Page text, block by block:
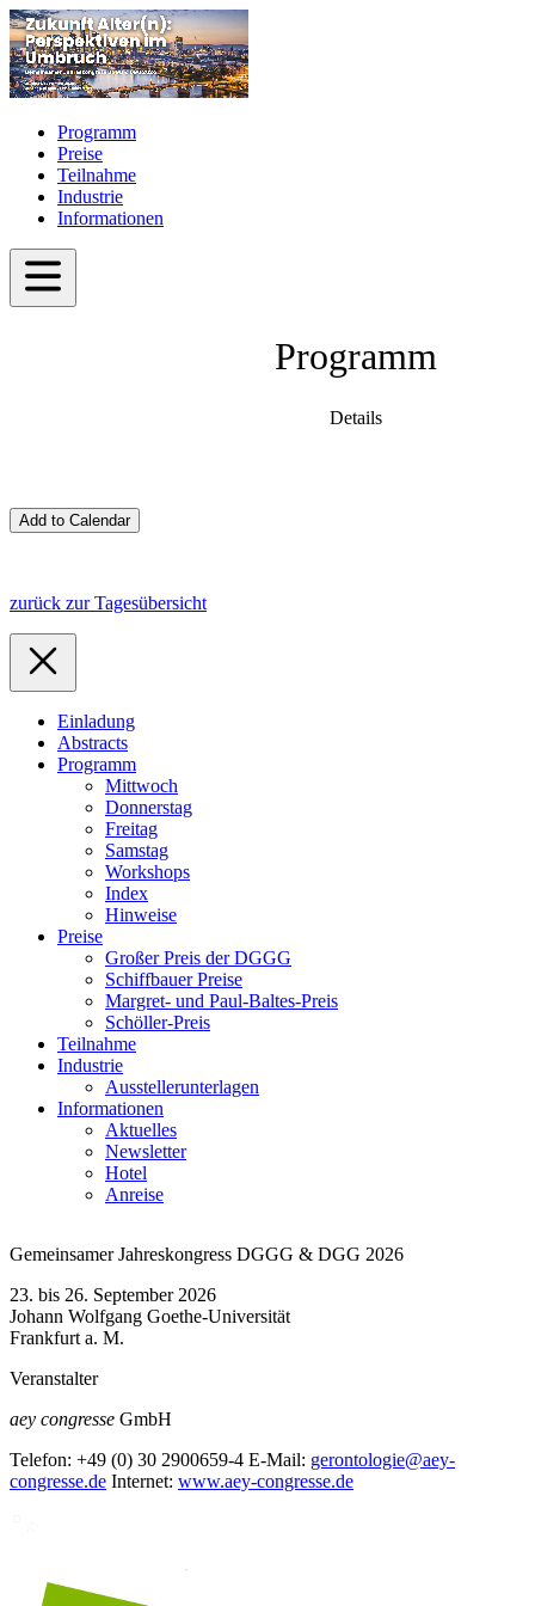
Programm
Preise
Teilnahme
Industrie
Informationen
Programm
Details
zurück zur Tagesübersicht
Einladung
Abstracts
Programm
Mittwoch
Donnerstag
Freitag
Samstag
Workshops
Index
Hinweise
Preise
Großer Preis der DGGG
Schiffbauer Preise
Margret- und Paul-Baltes-Preis
Schöller-Preis
Teilnahme
Industrie
Ausstellerunterlagen
Informationen
Aktuelles
Newsletter
Hotel
Anreise
Gemeinsamer Jahreskongress DGGG & DGG 2026
23. bis 26. September 2026
Johann Wolfgang Goethe-Universität
Frankfurt a. M.
Veranstalter
aey congresse GmbH
Telefon: +49 (0) 30 2900659-4 E-Mail: gerontologie@aey-
congresse.de Internet: www.aey-congresse.de